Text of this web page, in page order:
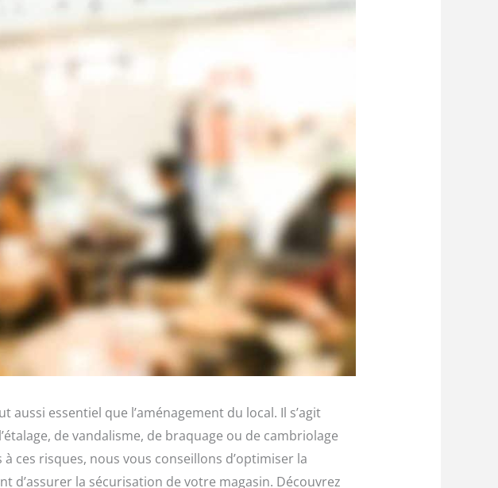
essentiel que l’aménagement du local. Il s’agit
de vandalisme, de braquage ou de cambriolage
ces risques, nous vous conseillons d’optimiser la
la sécurisation de votre magasin. Découvrez